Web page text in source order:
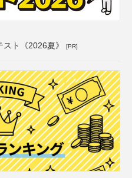
ト《2026夏》 [PR]